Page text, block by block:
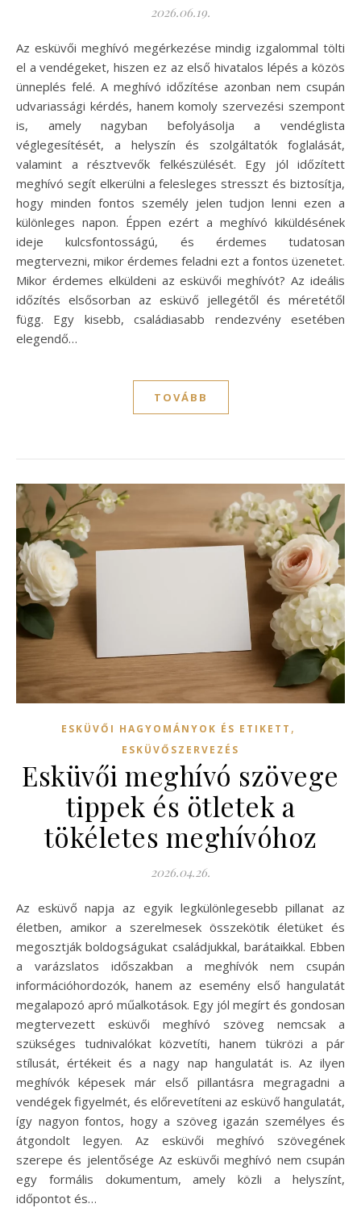
2026.06.19.
Az esküvői meghívó megérkezése mindig izgalommal tölti
el a vendégeket, hiszen ez az első hivatalos lépés a közös
ünneplés felé. A meghívó időzítése azonban nem csupán
udvariassági kérdés, hanem komoly szervezési szempont
is, amely nagyban befolyásolja a vendéglista
véglegesítését, a helyszín és szolgáltatók foglalását,
valamint a résztvevők felkészülését. Egy jól időzített
meghívó segít elkerülni a felesleges stresszt és biztosítja,
hogy minden fontos személy jelen tudjon lenni ezen a
különleges napon. Éppen ezért a meghívó kiküldésének
ideje kulcsfontosságú, és érdemes tudatosan
megtervezni, mikor érdemes feladni ezt a fontos üzenetet.
Mikor érdemes elküldeni az esküvői meghívót? Az ideális
időzítés elsősorban az esküvő jellegétől és méretétől
függ. Egy kisebb, családiasabb rendezvény esetében
elegendő…
TOVÁBB
ESKÜVŐI HAGYOMÁNYOK ÉS ETIKETT ,
ESKÜVŐSZERVEZÉS
Esküvői meghívó szövege
tippek és ötletek a
tökéletes meghívóhoz
2026.04.26.
Az esküvő napja az egyik legkülönlegesebb pillanat az
életben, amikor a szerelmesek összekötik életüket és
megosztják boldogságukat családjukkal, barátaikkal. Ebben
a varázslatos időszakban a meghívók nem csupán
információhordozók, hanem az esemény első hangulatát
megalapozó apró műalkotások. Egy jól megírt és gondosan
megtervezett esküvői meghívó szöveg nemcsak a
szükséges tudnivalókat közvetíti, hanem tükrözi a pár
stílusát, értékeit és a nagy nap hangulatát is. Az ilyen
meghívók képesek már első pillantásra megragadni a
vendégek figyelmét, és előrevetíteni az esküvő hangulatát,
így nagyon fontos, hogy a szöveg igazán személyes és
átgondolt legyen. Az esküvői meghívó szövegének
szerepe és jelentősége Az esküvői meghívó nem csupán
egy formális dokumentum, amely közli a helyszínt,
időpontot és…